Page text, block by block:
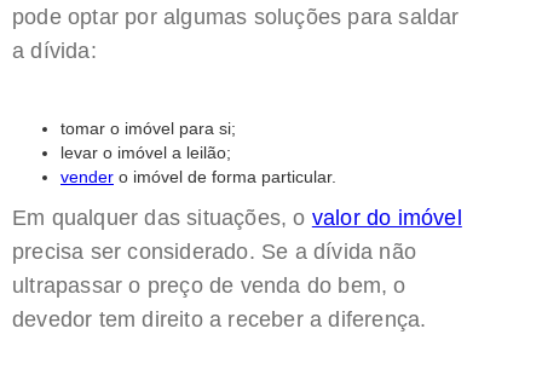
pode optar por algumas soluções para saldar
a dívida:
tomar o imóvel para si;
levar o imóvel a leilão;
vender o imóvel de forma particular.
Em qualquer das situações, o valor do imóvel
precisa ser considerado. Se a dívida não
ultrapassar o preço de venda do bem, o
devedor tem direito a receber a diferença.